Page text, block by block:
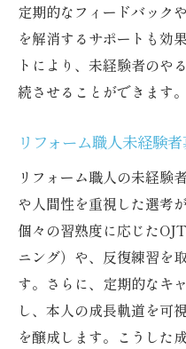
現場で活躍する力
未経験者募集に
設計
リフォーム職人
秘訣
未経験者の成長
リフォーム職
修内容
未経験者が自信
即戦力に変える育
定期的なフィードバック
を解消するサポートも効
トにより、未経験者のや
続させることができます。
リフォーム職人未経験
リフォーム職人の未経験
や人間性を重視した選考
個々の習熟度に応じた
ニング）や、反復練習を
す。さらに、定期的なキ
し、本人の成長軌道を可
を醸成します。こうした